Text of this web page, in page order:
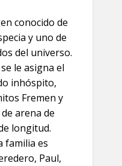
conocido de
y uno de
del universo.
le asigna el
inhóspito,
Fremen y
arena de
longitud.
familia es
Paul,